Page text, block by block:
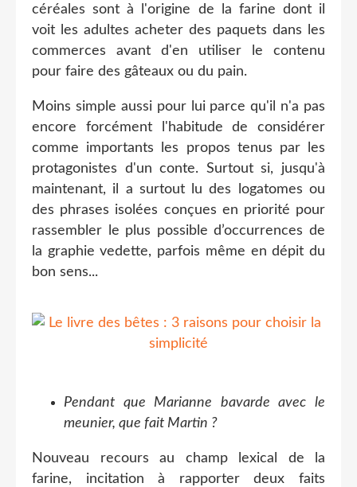
céréales sont à l'origine de la farine dont il
voit les adultes acheter des paquets dans les
commerces avant d'en utiliser le contenu
pour faire des gâteaux ou du pain.
Moins simple aussi pour lui parce qu'il n'a pas
encore forcément l'habitude de considérer
comme importants les propos tenus par les
protagonistes d'un conte. Surtout si, jusqu'à
maintenant, il a surtout lu des logatomes ou
des phrases isolées conçues en priorité pour
rassembler le plus possible d’occurrences de
la graphie vedette, parfois même en dépit du
bon sens...
Pendant que Marianne bavarde avec le
meunier, que fait Martin ?
Nouveau recours au champ lexical de la
farine, incitation à rapporter deux faits